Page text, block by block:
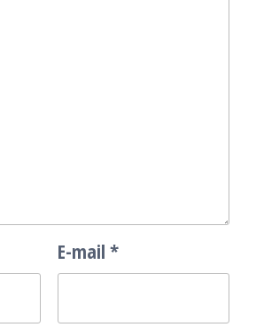
E-mail *